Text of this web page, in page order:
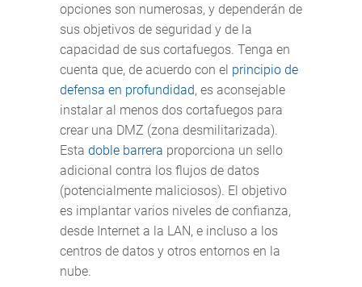
opciones son numerosas, y dependerán de
sus objetivos de seguridad y de la
capacidad de sus cortafuegos. Tenga en
cuenta que, de acuerdo con el principio de
defensa en profundidad, es aconsejable
instalar al menos dos cortafuegos para
crear una DMZ (zona desmilitarizada).
Esta doble barrera proporciona un sello
adicional contra los flujos de datos
(potencialmente maliciosos). El objetivo
es implantar varios niveles de confianza,
desde Internet a la LAN, e incluso a los
centros de datos y otros entornos en la
nube.